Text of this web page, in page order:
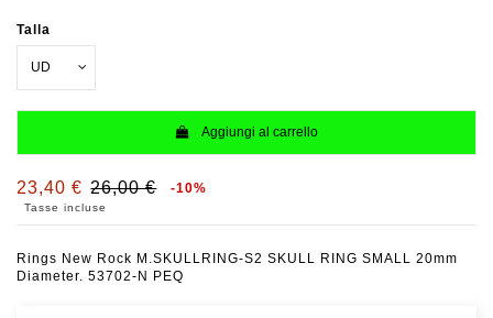
Talla
Aggiungi al carrello
23,40 € 26,00 € -10%
Tasse incluse
Rings New Rock M.SKULLRING-S2 SKULL RING SMALL 20mm
Diameter. 53702-N PEQ